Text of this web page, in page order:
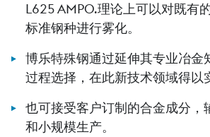
L625 AMPO.理论上可以对既有
标准钢种进行雾化。
博乐特殊钢通过延伸其专业冶金
过程选择，在此新技术领域得以
也可接受客户订制的合金成分，
和小规模生产。